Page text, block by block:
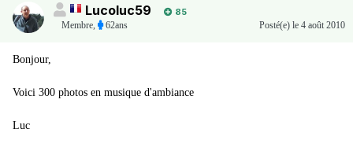
Lucoluc59
85
Membre
62ans Posté(e) le 4 août 2010
Bonjour,
Voici 300 photos en musique d'ambiance
Luc